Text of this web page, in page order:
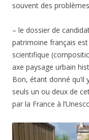
souvent des
– le dossier de
patrimoine français
scientifique
axe paysage urbain
Bon, étant donné
seuls un ou deux de
par la France à